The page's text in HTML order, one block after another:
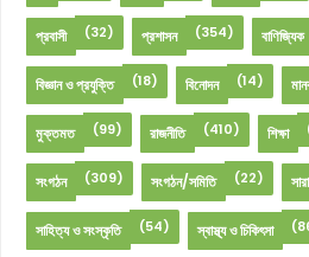
প্রবাসী (32) প্রশাসন (354) বাণিজ্যিক
বিজ্ঞান ও প্রযুক্তি (18) বিনোদন (14)
মুক্তমত (99) রাজনীতি (410) শিক্ষা
সংগঠন (309) সংগঠন/সমিতি (22)
সাহিত্য ও সংস্কৃতি (54) স্বাস্থ্য ও চিকিৎসা